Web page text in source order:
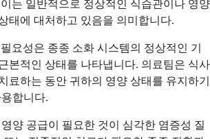
는 일반적으로 정상적인 식습관이나 영양
태에 대처하고 있음을 의미합니다.
요성은 종종 소화 시스템의 정상적인 기
본적인 상태를 나타냅니다. 의료팀은 식사
료하는 동안 귀하의 영양 상태를 유지하기
합니다.
양 공급이 필요한 것이 심각한 염증성 질